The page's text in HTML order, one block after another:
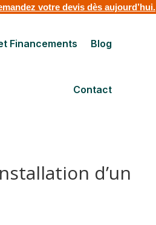
votre devis dès aujourd’hui.
Financements Blog
Contact
d’un